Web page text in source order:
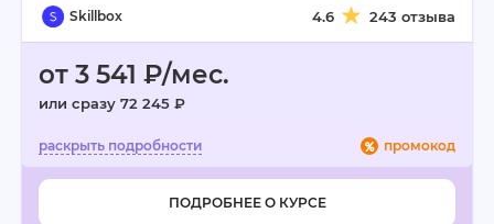
Skillbox 4.6 243 отзыва
от 3 541 ₽/мес.
или сразу 72 245 ₽
промокод
ПОДРОБНЕЕ О КУРСЕ